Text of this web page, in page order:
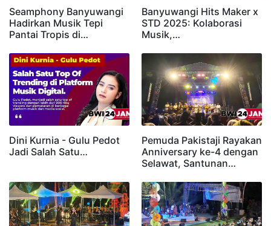
Seamphony Banyuwangi
Hadirkan Musik Tepi
Pantai Tropis di…
Banyuwangi Hits Maker x
STD 2025: Kolaborasi
Musik,…
Dini Kurnia - Gulu Pedot
Jadi Salah Satu…
Pemuda Pakistaji Rayakan
Anniversary ke-4 dengan
Selawat, Santunan…